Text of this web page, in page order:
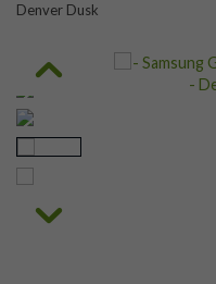
Denver Dusk